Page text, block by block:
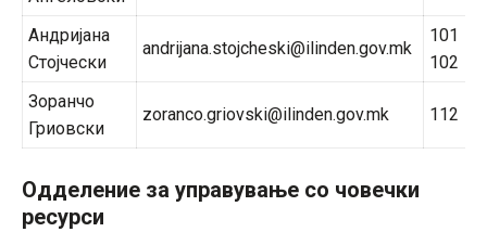
Андријана
Стојчески
andrijana.stojcheski@ilinden.gov.mk
101
102
Зоранчо
Гриовски
zoranco.griovski@ilinden.gov.mk 112
Одделение за управување со човечки
ресурси